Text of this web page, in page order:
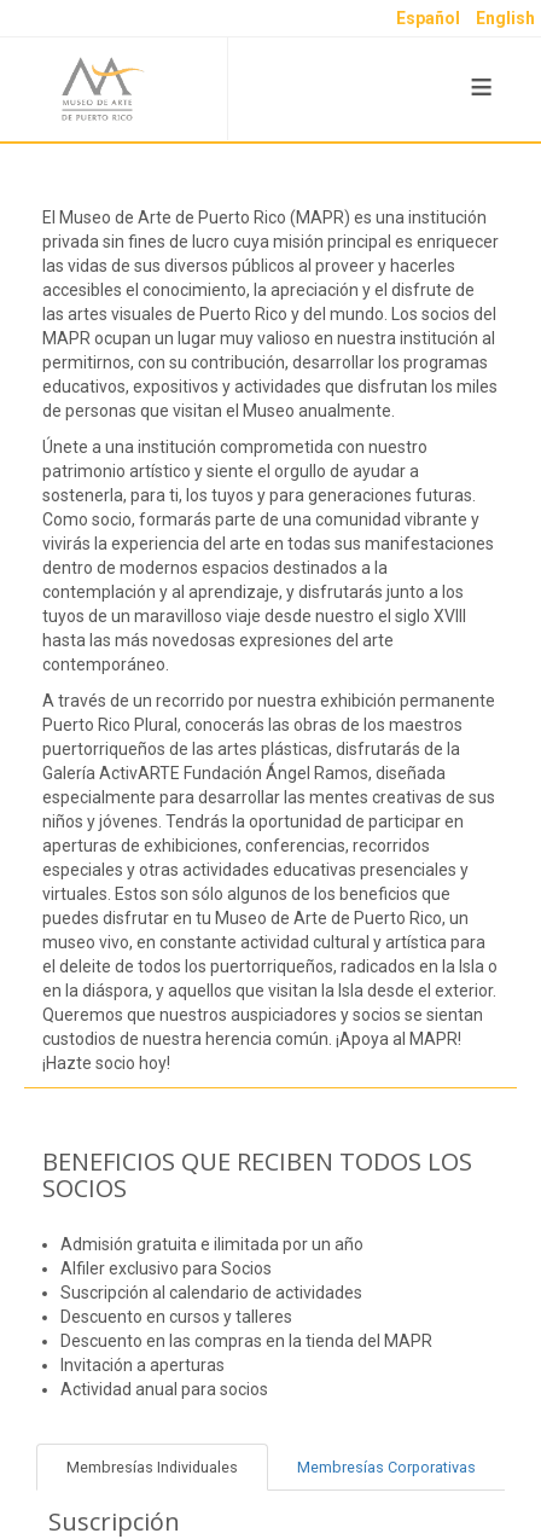
Español English
≡
El Museo de Arte de Puerto Rico (MAPR) es una institución
privada sin fines de lucro cuya misión principal es enriquecer
las vidas de sus diversos públicos al proveer y hacerles
accesibles el conocimiento, la apreciación y el disfrute de
las artes visuales de Puerto Rico y del mundo. Los socios del
MAPR ocupan un lugar muy valioso en nuestra institución al
permitirnos, con su contribución, desarrollar los programas
educativos, expositivos y actividades que disfrutan los miles
de personas que visitan el Museo anualmente.
Únete a una institución comprometida con nuestro
patrimonio artístico y siente el orgullo de ayudar a
sostenerla, para ti, los tuyos y para generaciones futuras.
Como socio, formarás parte de una comunidad vibrante y
vivirás la experiencia del arte en todas sus manifestaciones
dentro de modernos espacios destinados a la
contemplación y al aprendizaje, y disfrutarás junto a los
tuyos de un maravilloso viaje desde nuestro el siglo XVIII
hasta las más novedosas expresiones del arte
contemporáneo.
A través de un recorrido por nuestra exhibición permanente
Puerto Rico Plural, conocerás las obras de los maestros
puertorriqueños de las artes plásticas, disfrutarás de la
Galería ActivARTE Fundación Ángel Ramos, diseñada
especialmente para desarrollar las mentes creativas de sus
niños y jóvenes. Tendrás la oportunidad de participar en
aperturas de exhibiciones, conferencias, recorridos
especiales y otras actividades educativas presenciales y
virtuales. Estos son sólo algunos de los beneficios que
puedes disfrutar en tu Museo de Arte de Puerto Rico, un
museo vivo, en constante actividad cultural y artística para
el deleite de todos los puertorriqueños, radicados en la Isla o
en la diáspora, y aquellos que visitan la Isla desde el exterior.
Queremos que nuestros auspiciadores y socios se sientan
custodios de nuestra herencia común. ¡Apoya al MAPR!
¡Hazte socio hoy!
BENEFICIOS QUE RECIBEN TODOS LOS
SOCIOS
Admisión gratuita e ilimitada por un año
Alfiler exclusivo para Socios
Suscripción al calendario de actividades
Descuento en cursos y talleres
Descuento en las compras en la tienda del MAPR
Invitación a aperturas
Actividad anual para socios
Membresías Individuales Membresías Corporativas
Suscripción